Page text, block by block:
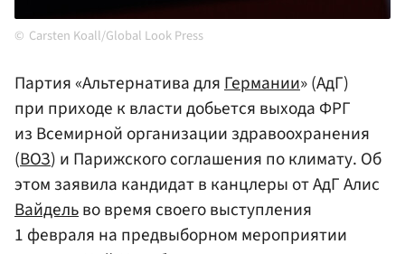
Carsten Koall/Global Look Press
Партия «Альтернатива дляГермании» (АдГ)
при приходе к власти добьется выхода ФРГ
из Всемирной организации здравоохранения
(ВОЗ) и Парижского соглашения по климату. Об
этом заявила кандидат в канцлеры от АдГ Алис
Вайдельво время своего выступления
1 февраля на предвыборном мероприятии